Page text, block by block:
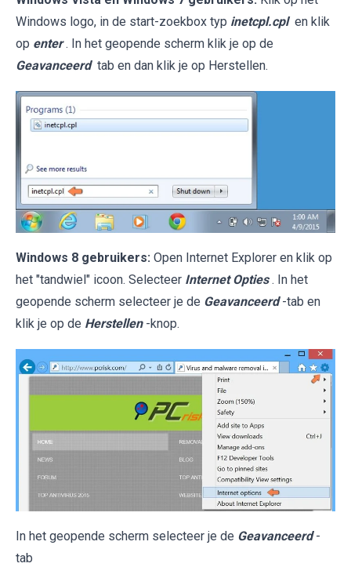
Windows logo, in de start-zoekbox typ inetcpl.cpl en klik
op enter . In het geopende scherm klik je op de
Geavanceerd tab en dan klik je op Herstellen.
Windows 8 gebruikers: Open Internet Explorer en klik op
het "tandwiel" icoon. Selecteer Internet Opties . In het
geopende scherm selecteer je de Geavanceerd -tab en
klik je op de Herstellen -knop.
In het geopende scherm selecteer je de Geavanceerd -
tab